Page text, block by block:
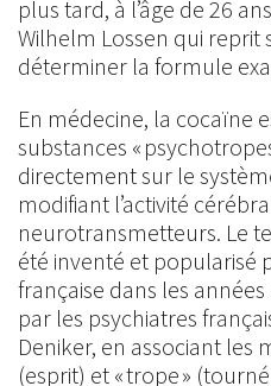
plus tard, à l’âge de 26
Wilhelm Lossen qui reprit
déterminer la formule
En médecine, la cocaïne
substances «
directement sur le
modifiant l’activité
neurotransmetteurs. Le
été inventé et popularisé
française dans les
par les psychiatres
Deniker, en associant les
(esprit) et « trope »